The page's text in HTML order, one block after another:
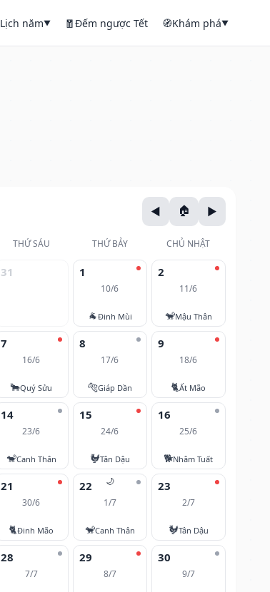
Lịch năm▼ 🧧Đếm ngược Tết 🧭Khám phá▼
THỨ SÁU THỨ BẢY CHỦ NHẬT
31 1
10/6
🐐Đinh Mùi
2
11/6
🐒Mậu Thân
7
16/6
🐂Quý Sửu
8
17/6
🐅Giáp Dần
9
18/6
🐈Ất Mão
14
23/6
🐒Canh Thân
15
24/6
🐓Tân Dậu
16
25/6
🐕Nhâm Tuất
21
30/6
🐈Đinh Mão
🌙
22
1/7
🐒Canh Thân
23
2/7
🐓Tân Dậu
28
7/7
29
8/7
30
9/7